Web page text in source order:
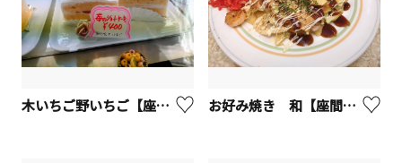
木いちご野いちご【座間市】 お好み焼き 和【座間市】